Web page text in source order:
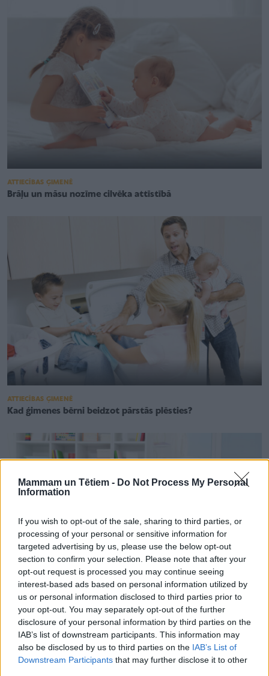
Mammam un Tētiem - Do Not Process My Personal
Information
If you wish to opt-out of the sale, sharing to third parties, or
processing of your personal or sensitive information for
targeted advertising by us, please use the below opt-out
section to confirm your selection. Please note that after your
opt-out request is processed you may continue seeing
interest-based ads based on personal information utilized by
us or personal information disclosed to third parties prior to
your opt-out. You may separately opt-out of the further
disclosure of your personal information by third parties on the
IAB’s list of downstream participants. This information may
also be disclosed by us to third parties on the IAB’s List of
Downstream Participants that may further disclose it to other
ATTIECĪBAS ĢIMENĒ
Brāļu un māsu nozīme cilvēka attīstībā
ATTIECĪBAS ĢIMENĒ
Kad ģimenes bērni beidzot pārstās plēsties?
ATTIECĪBAS ĢIMENĒ
Vai vienā istabā var dzīvot māsa un brālis, pusbrālis un
pusmāsa vai audžubērni? Atbild eksperti